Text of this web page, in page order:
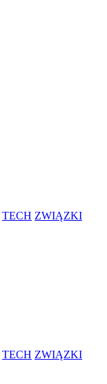
TECH ZWIĄZKI
TECH ZWIĄZKI